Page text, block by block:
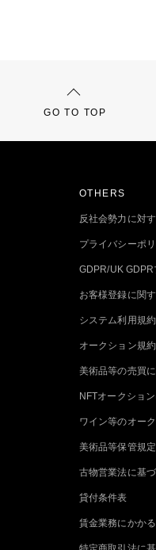
GO TO TOP
OTHERS
反社会勢力に対
プライバシーポ
GDPR/UK
お客様登録に関
システム利用規約
オークション規約
美術品等の売買
NFTオークショ
ワイン等のオー
美術品等保管規定
古物営業法に基
貸付条件表
賃金業務にかか